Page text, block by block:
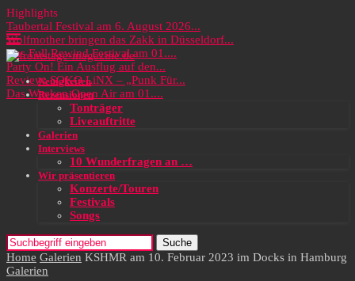
Highlights
Taubertal Festival am 6. August 2026...
Wolfmother bringen das Zakk in Düsseldorf...
Das Full Rewind Festival am 01....
Party On! Ein Ausflug auf den...
Review: SOKO LiNX – „Punk Für...
Das Wacken Open Air am 01....
Neuigkeiten
Rezensionen
Tonträger
Liveauftritte
Galerien
Interviews
10 Wunderfragen an …
Wir präsentieren
Konzerte/Touren
Festivals
Songs
Suche
Home Galerien KSHMR am 10. Februar 2023 im Docks in Hamburg
Galerien